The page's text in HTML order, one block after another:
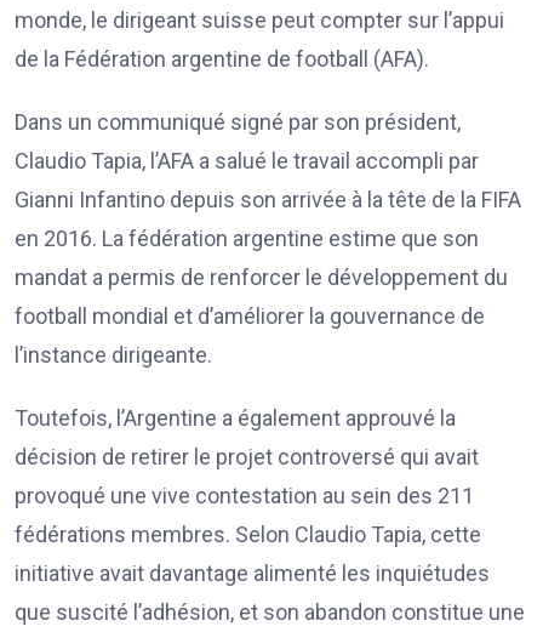
monde, le dirigeant suisse peut compter sur l’appui
de la Fédération argentine de football (AFA).
Dans un communiqué signé par son président,
Claudio Tapia, l’AFA a salué le travail accompli par
Gianni Infantino depuis son arrivée à la tête de la FIFA
en 2016. La fédération argentine estime que son
mandat a permis de renforcer le développement du
football mondial et d’améliorer la gouvernance de
l’instance dirigeante.
Toutefois, l’Argentine a également approuvé la
décision de retirer le projet controversé qui avait
provoqué une vive contestation au sein des 211
fédérations membres. Selon Claudio Tapia, cette
initiative avait davantage alimenté les inquiétudes
que suscité l’adhésion, et son abandon constitue une